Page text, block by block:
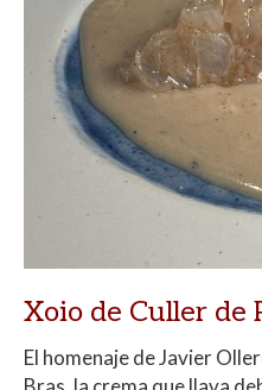
Xoio de Culler de
El homenaje de Javier